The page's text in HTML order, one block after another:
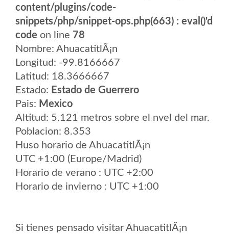
content/plugins/code-
snippets/php/snippet-ops.php(663) : eval()'d
code on line 78
Nombre: AhuacatitlÃ¡n
Longitud: -99.8166667
Latitud: 18.3666667
Estado: Estado de Guerrero
Pais: Mexico
Altitud: 5.121 metros sobre el nvel del mar.
Poblacion: 8.353
Huso horario de AhuacatitlÃ¡n
UTC +1:00 (Europe/Madrid)
Horario de verano : UTC +2:00
Horario de invierno : UTC +1:00
Si tienes pensado visitar AhuacatitlÃ¡n